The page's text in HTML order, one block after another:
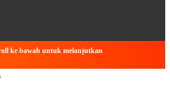
ke bawah untuk melanjutkan